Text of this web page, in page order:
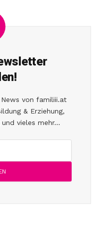
von familiii.at
& Erziehung,
vieles mehr...